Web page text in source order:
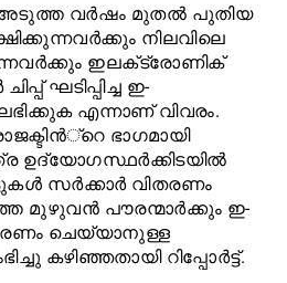
വര്‍ഷം മുതല്‍ പുതിയ
നിലവിലെ
ഇലക്‌ട്രോണിക്
ഘടിപ്പിച്ച ഇ-
എന്നാണ് വിവരം.
ഭാഗമായി
ഉദ്യോഗസ്ഥര്‍ക്കിടയില്‍
സര്‍ക്കാര്‍ വിതരണം
മുഴുവന്‍ പൗരന്മാര്‍ക്കും ഇ-
ചെയ്യാനുള്ള
കഴിഞ്ഞതായി റിപ്പോർട്ട്.